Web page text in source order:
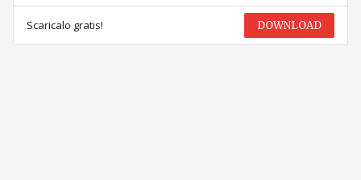
Scaricalo gratis! DOWNLOAD